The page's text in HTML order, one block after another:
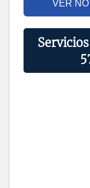
VER